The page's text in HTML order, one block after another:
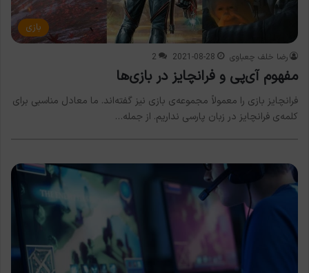
بازی
رضا خلف چعباوی 2021-08-28
2
مفهوم آی‌پی و فرانچایز در بازی‌ها
فرانچایز بازی را معمولاً مجموعه‌ی بازی نیز گفته‌اند. ما معادل مناسبی برای
کلمه‌ی فرانچایز در زبان پارسی نداریم. از جمله…